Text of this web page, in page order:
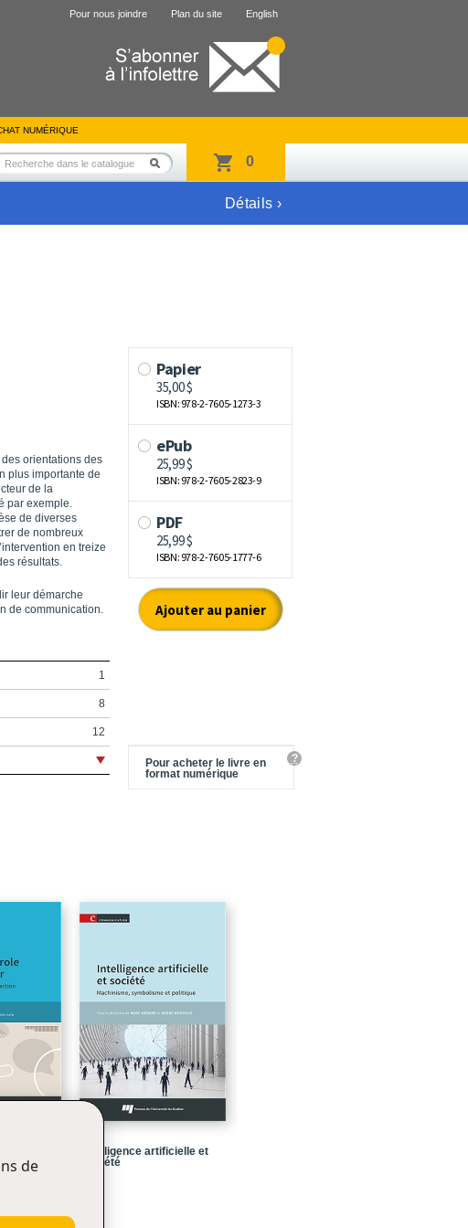
Pour nous joindre Plan du site English
NUMÉRIQUE
0
Détails ›
orientations des
plus importante de
de la
par exemple.
de diverses
de nombreux
en treize
résultats.
leur démarche
de communication.
1
8
12
14
78
116
134
148
162
168
186
Pour acheter le livre en
format numérique
?
Intelligence artificielle et
société
de